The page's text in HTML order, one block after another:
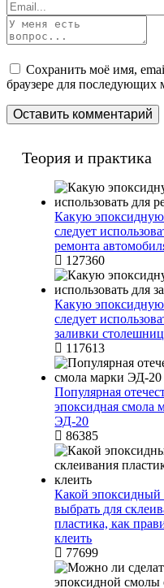
Сохранить моё имя,
браузере для последующих
Теория и практика
Какую
следует
ремонта
127360
Какую
следует
заливки столешниц
117613
Популярная
эпоксидная смола
ЭД-20
86385
Какой эпоксидный
выбрать для
пластика, как
клеить
77699